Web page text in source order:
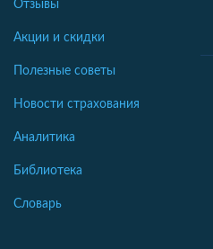
Отзывы
Акции и скидки
Полезные советы
Новости страхования
Аналитика
Библиотека
Словарь